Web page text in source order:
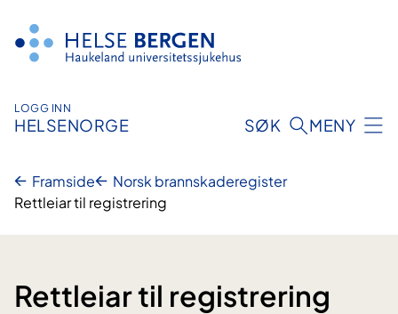
innhald
LOGG INN
HELSENORGE SØK MENY
Framside
Norsk brannskaderegister
Rettleiar til registrering
Rettleiar til registrering